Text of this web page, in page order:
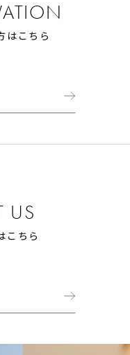
はこちら
US
こちら